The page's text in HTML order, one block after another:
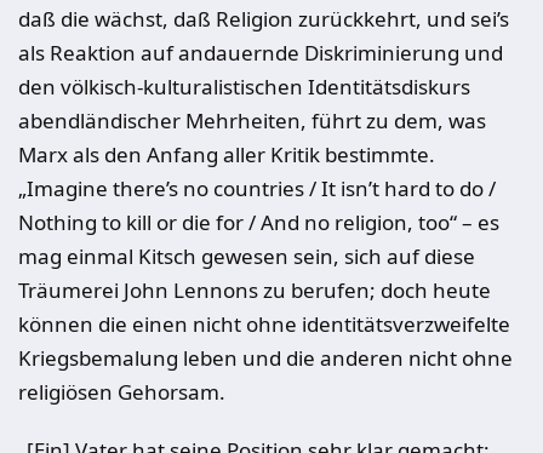
daß die wächst, daß Religion zurückkehrt, und sei’s
als Reaktion auf andauernde Diskriminierung und
den völkisch-kulturalistischen Identitätsdiskurs
abendländischer Mehrheiten, führt zu dem, was
Marx als den Anfang aller Kritik bestimmte.
„Imagine there’s no countries / It isn’t hard to do /
Nothing to kill or die for / And no religion, too“ – es
mag einmal Kitsch gewesen sein, sich auf diese
Träumerei John Lennons zu berufen; doch heute
können die einen nicht ohne identitätsverzweifelte
Kriegsbemalung leben und die anderen nicht ohne
religiösen Gehorsam.